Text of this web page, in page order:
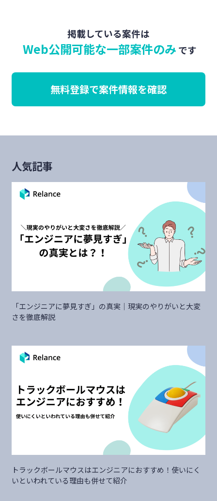
掲載している案件は
Web公開可能な一部案件のみ です
無料登録で案件情報を確認
人気記事
「エンジニアに夢見すぎ」の真実｜現実のやりがいと大変
さを徹底解説
トラックボールマウスはエンジニアにおすすめ！使いにく
いといわれている理由も併せて紹介